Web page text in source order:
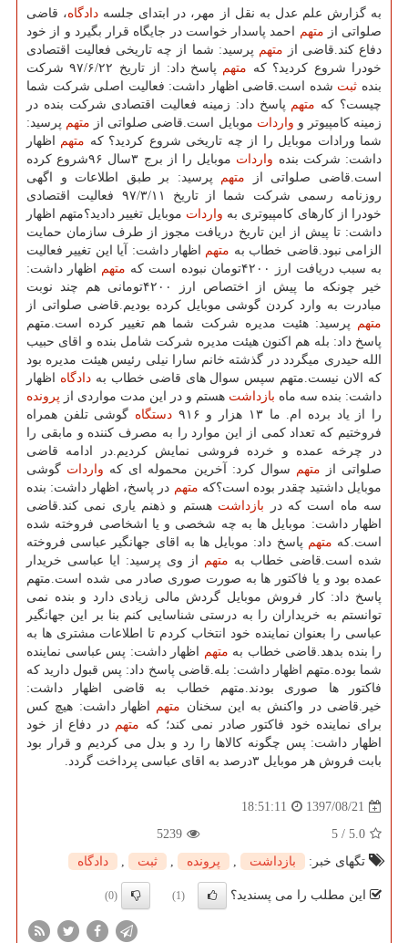
به گزارش علم عدل به نقل از مهر، در ابتدای جلسه دادگاه، قاضی
صلواتی از متهم احمد پاسدار خواست در جایگاه قرار بگیرد و از خود
دفاع كند.قاضی از متهم پرسید: شما از چه تاریخی فعالیت اقتصادی
خودرا شروع كردید؟ كه متهم
پاسخ داد: از تاریخ ۹۷/۶/۲۲ شركت
بنده ثبت شده است.قاضی اظهار داشت: فعالیت اصلی شركت شما
چیست؟ كه متهم پاسخ داد: زمینه فعالیت اقتصادی شركت بنده در
زمینه كامپیوتر و واردات موبایل است.قاضی صلواتی از متهم پرسید:
شما ورادات موبایل را از چه تاریخی شروع كردید؟ كه متهم اظهار
داشت: شركت بنده واردات
موبایل را از برج ۳سال ۹۶شروع كرده
است.قاضی صلواتی از متهم
پرسید: بر طبق اطلاعات و اگهی
روزنامه رسمی شركت شما از تاریخ ۹۷/۳/۱۱ فعالیت اقتصادی
خودرا از كارهای كامپیوتری به واردات موبایل تغییر دادید؟متهم اظهار
داشت: تا پیش از این تاریخ دریافت مجوز از طرف سازمان حمایت
الزامی نبود.قاضی خطاب به متهم اظهار داشت: آیا این تغییر فعالیت
به سبب دریافت ارز ۴۲۰۰تومان نبوده است كه
متهم اظهار داشت:
خیر چونكه ما پیش از اختصاص ارز ۴۲۰۰تومانی هم چند نوبت
مبادرت به وارد كردن گوشی موبایل كرده بودیم.قاضی صلواتی از
متهم
پرسید: هئیت مدیره شركت شما هم تغییر كرده است.متهم
پاسخ داد: بله هم اكنون هیئت مدیره شركت شامل بنده و اقای حبیب
الله حیدری میگردد در گذشته خانم سارا نیلی رئیس هیئت مدیره بود
كه الان نیست.متهم سپس سوال های قاضی خطاب بهدادگاه اظهار
داشت: بنده سه ماه بازداشت هستم و در این مدت مواردی از پرونده
را از یاد برده ام. ما ۱۳ هزار و ۹۱۶
دستگاه گوشی تلفن همراه
فروختیم كه تعداد كمی از این موارد را به مصرف كننده و مابقی را
در چرخه عمده و خرده فروشی نمایش كردیم.در ادامه قاضی
صلواتی از متهم سوال كرد: آخرین محموله ای كه واردات گوشی
موبایل داشتید چقدر بوده است؟كه متهم در پاسخ، اظهار داشت: بنده
سه ماه است كه در بازداشت هستم و ذهنم یاری نمی كند.قاضی
اظهار داشت: موبایل ها به چه شخصی و یا اشخاصی فروخته شده
است.كه متهم پاسخ داد: موبایل ها به اقای جهانگیر عباسی فروخته
شده است.قاضی خطاب به متهم از وی پرسید: ایا عباسی خریدار
عمده بود و یا فاكتور ها به صورت صوری صادر می شده است.متهم
پاسخ داد: كار فروش موبایل گردش مالی زیادی دارد و بنده نمی
توانستم به خریداران را به درستی شناسایی كنم بنا بر این جهانگیر
عباسی را بعنوان نماینده خود انتخاب كردم تا اطلاعات مشتری ها به
را بنده بدهد.قاضی خطاب به متهم اظهار داشت: پس عباسی نماینده
شما بوده.متهم اظهار داشت: بله.قاضی پاسخ داد: پس قبول دارید كه
فاكتور ها صوری بودند.متهم خطاب به قاضی اظهار داشت:
خیر.قاضی در واكنش به این سخنان متهم اظهار داشت: هیچ كس
برای نماینده خود فاكتور صادر نمی كند؛ كه متهم در دفاع از خود
اظهار داشت: پس چگونه كالاها را رد و بدل می كردیم و قرار بود
بابت فروش هر موبایل ۳درصد به اقای عباسی پرداخت گردد.
1397/08/21
18:51:11
5.0
/
5
5239
تگهای خبر:
بازداشت , پرونده , ثبت , دادگاه
این مطلب را می پسندید؟ (1)
(0)